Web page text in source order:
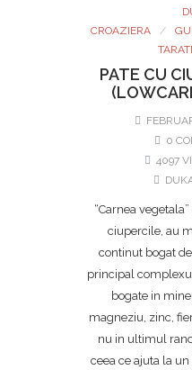
CROAZIERA
PATE CU
0
4097
“Carnea
ciupercile, au
continut bogat
principal
bogate in
magneziu, zinc,
nu in ultimul
ceea ce ajuta la